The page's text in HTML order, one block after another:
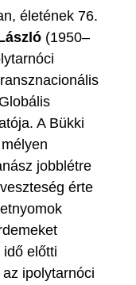
életének 76.
(1950–
A Bükki
jobblétre
érte
előtti
ipolytarnóci